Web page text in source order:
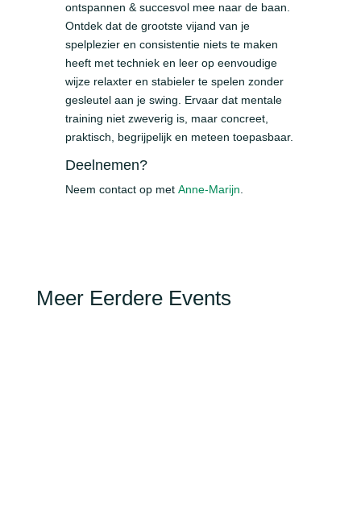
ontspannen & succesvol mee naar de baan.
Ontdek dat de grootste vijand van je
spelplezier en consistentie niets te maken
heeft met techniek en leer op eenvoudige
wijze relaxter en stabieler te spelen zonder
gesleutel aan je swing. Ervaar dat mentale
training niet zweverig is, maar concreet,
praktisch, begrijpelijk en meteen toepasbaar.
Deelnemen?
Neem contact op met Anne-Marijn
Meer Eerdere Events